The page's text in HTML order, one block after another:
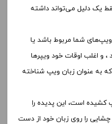
یک دلیل می‌تواند داشته
شما مربوط باشد یا
و اغلب اوقات خود ویپرها
به عنوان زبان ویپ شناخته
کشیده است، این پدیده را
را روی زبان خود از دست